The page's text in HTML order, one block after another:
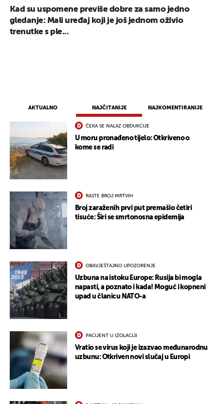
AKTUALNO NAJČITANIJE NAJKOMENTIRANIJE
ČEKA SE NALAZ OBDUKCIJE
U moru pronađeno tijelo: Otkriveno o
kome se radi
RASTE BROJ MRTVIH
Broj zaraženih prvi put premašio četiri
tisuće: Širi se smrtonosna epidemija
OBAVJEŠTAJNO UPOZORENJE
Uzbuna na istoku Europe: Rusija bi mogla
napasti, a poznato i kada! Moguć i kopneni
upad u članicu NATO-a
PACIJENT U IZOLACIJI
Vratio se virus koji je izazvao međunarodnu
uzbunu: Otkriven novi slučaj u Europi
Kad su uspomene previše dobre za samo jedno
gledanje: Mali uređaj koji je još jednom oživio
trenutke s ple...